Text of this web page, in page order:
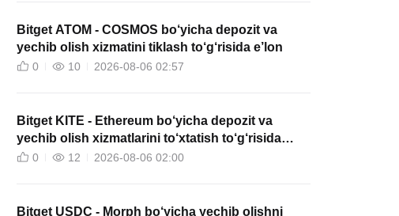
Bitget ATOM - COSMOS bo‘yicha depozit va
yechib olish xizmatini tiklash to‘g‘risida e’lon
0 10 2026-08-06 02:57
Bitget KITE - Ethereum bo‘yicha depozit va
yechib olish xizmatlarini to‘xtatish to‘g‘risida
e’lon
0 12 2026-08-06 02:00
Bitget USDC - Morph bo‘yicha yechib olishni